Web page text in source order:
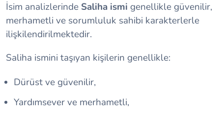
İsim analizlerinde Saliha ismi genellikle güvenilir,
merhametli ve sorumluluk sahibi karakterlerle
ilişkilendirilmektedir.
Saliha ismini taşıyan kişilerin genellikle:
Dürüst ve güvenilir,
Yardımsever ve merhametli,